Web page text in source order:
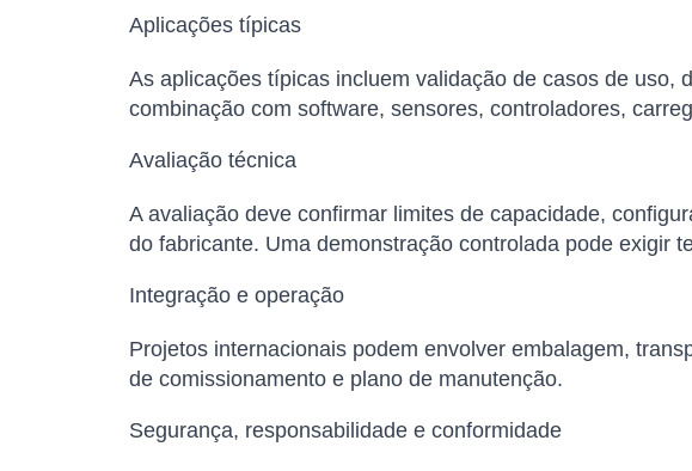
Aplicações típicas
As aplicações típicas incluem validação de casos de uso,
combinação com software, sensores, controladores,
Avaliação técnica
A avaliação deve confirmar limites de capacidade,
do fabricante. Uma demonstração controlada pode exigir
Integração e operação
Projetos internacionais podem envolver embalagem,
de comissionamento e plano de manutenção.
Segurança, responsabilidade e conformidade